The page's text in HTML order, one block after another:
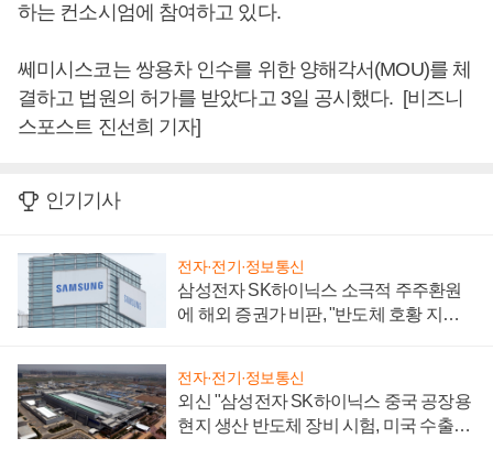
하는 컨소시엄에 참여하고 있다.
쎄미시스코는 쌍용차 인수를 위한 양해각서(MOU)를 체
결하고 법원의 허가를 받았다고 3일 공시했다. [비즈니
스포스트 진선희 기자]
인기기사
전자·전기·정보통신
삼성전자 SK하이닉스 소극적 주주환원
에 해외 증권가 비판, "반도체 호황 지속
전자·전기·정보통신
외신 "삼성전자 SK하이닉스 중국 공장용
현지 생산 반도체 장비 시험, 미국 수출통